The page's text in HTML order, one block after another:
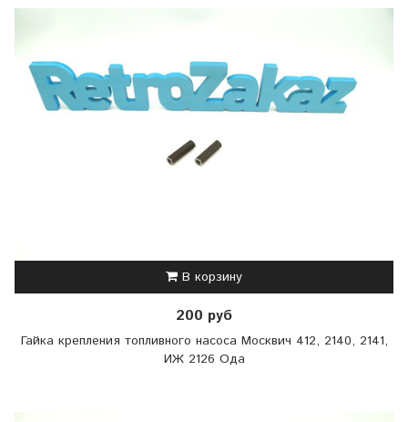
В корзину
200 руб
Гайка крепления топливного насоса Москвич 412, 2140, 2141,
ИЖ 2126 Ода